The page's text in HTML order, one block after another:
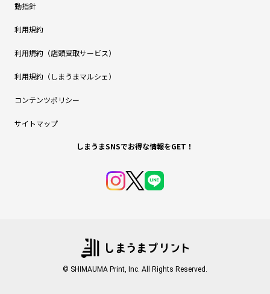
動指針
利用規約
利用規約（店頭受取サービス）
利用規約（しまうまマルシェ）
コンテンツポリシー
サイトマップ
しまうまSNSでお得な情報をGET！
© SHIMAUMA Print, Inc. All Rights Reserved.